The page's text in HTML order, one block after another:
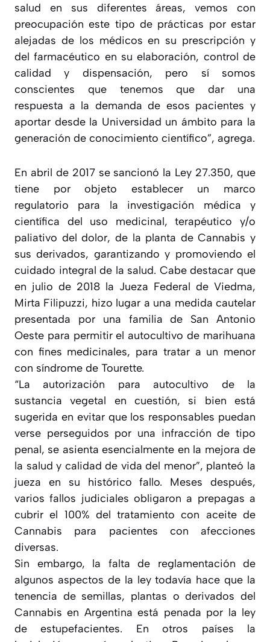
salud en sus diferentes áreas, vemos con
preocupación este tipo de prácticas por estar
alejadas de los médicos en su prescripción y
del farmacéutico en su elaboración, control de
calidad y dispensación, pero sí somos
conscientes que tenemos que dar una
respuesta a la demanda de esos pacientes y
aportar desde la Universidad un ámbito para la
generación de conocimiento científico”, agrega.
En abril de 2017 se sancionó la Ley 27.350, que
tiene por objeto establecer un marco
regulatorio para la investigación médica y
científica del uso medicinal, terapéutico y/o
paliativo del dolor, de la planta de Cannabis y
sus derivados, garantizando y promoviendo el
cuidado integral de la salud. Cabe destacar que
en julio de 2018 la Jueza Federal de Viedma,
Mirta Filipuzzi, hizo lugar a una medida cautelar
presentada por una familia de San Antonio
Oeste para permitir el autocultivo de marihuana
con fines medicinales, para tratar a un menor
con síndrome de Tourette.
“La autorización para autocultivo de la
sustancia vegetal en cuestión, si bien está
sugerida en evitar que los responsables puedan
verse perseguidos por una infracción de tipo
penal, se asienta esencialmente en la mejora de
la salud y calidad de vida del menor”, planteó la
jueza en su histórico fallo. Meses después,
varios fallos judiciales obligaron a prepagas a
cubrir el 100% del tratamiento con aceite de
Cannabis para pacientes con afecciones
diversas.
Sin embargo, la falta de reglamentación de
algunos aspectos de la ley todavía hace que la
tenencia de semillas, plantas o derivados del
Cannabis en Argentina está penada por la ley
de estupefacientes. En otros países la